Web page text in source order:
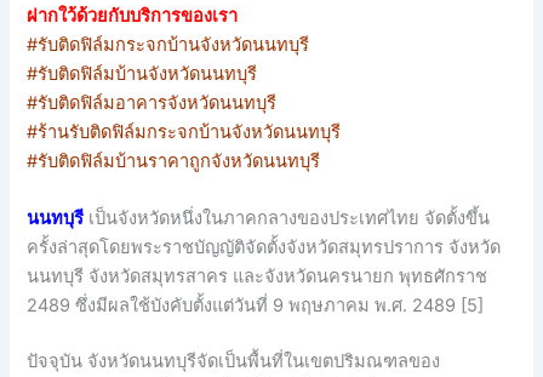
ฝากใว้ด้วยกับบริการของเรา
#รับติดฟิล์มกระจกบ้านจังหวัดนนทบุรี
#รับติดฟิล์มบ้านจังหวัดนนทบุรี
#รับติดฟิล์มอาคารจังหวัดนนทบุรี
#ร้านรับติดฟิล์มกระจกบ้านจังหวัดนนทบุรี
#รับติดฟิล์มบ้านราคาถูกจังหวัดนนทบุรี
นนทบุรี เป็นจังหวัดหนึ่งในภาคกลางของประเทศไทย จัดตั้งขึ้น
ครั้งล่าสุดโดยพระราชบัญญัติจัดตั้งจังหวัดสมุทรปราการ จังหวัด
นนทบุรี จังหวัดสมุทรสาคร และจังหวัดนครนายก พุทธศักราช
2489 ซึ่งมีผลใช้บังคับตั้งแต่วันที่ 9 พฤษภาคม พ.ศ. 2489 [5]
ปัจจุบัน จังหวัดนนทบุรีจัดเป็นพื้นที่ในเขตปริมณฑลของ